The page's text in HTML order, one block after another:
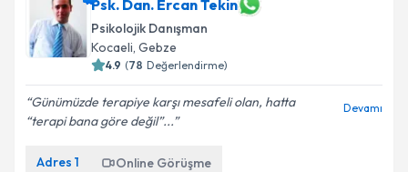
Psk. Dan. Ercan Tekin
Psikolojik Danışman
Kocaeli, Gebze
4.9 (78 Değerlendirme)
Günümüzde terapiye karşı mesafeli olan, hatta
“terapi bana göre değil”...
Devamı
Adres 1 Online Görüşme